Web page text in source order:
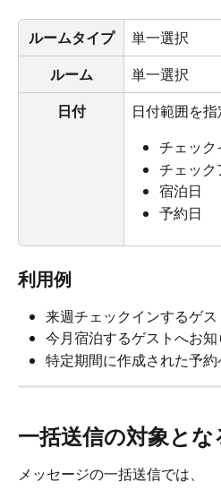
ルームタイプ
単一選択
ルーム
単一選択
日付
日付範囲を指
チェック
チェック
宿泊日
予約日
利用例
来週チェックインするゲ
今月宿泊するゲストへお
特定期間に作成された予
一括送信の対象とな
メッセージの一括送信では、